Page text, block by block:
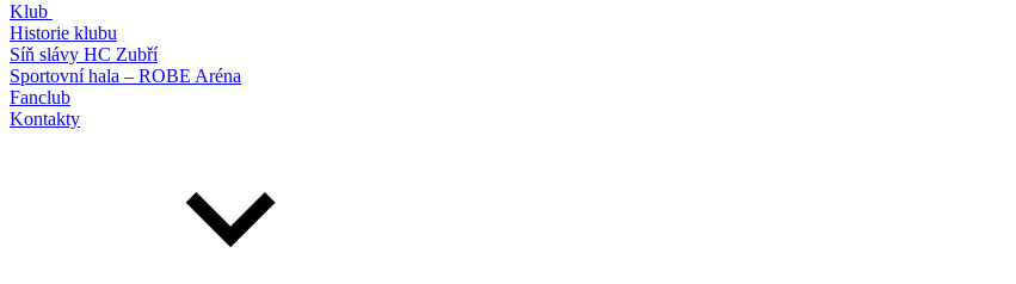
Klub
Historie klubu
Síň slávy HC Zubří
Sportovní hala – ROBE Aréna
Fanclub
Kontakty